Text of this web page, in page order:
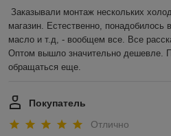
Заказывали монтаж нескольких
магазин. Естественно, понадобилось
масло и т.д, - вообщем все. Все
Оптом вышло значительно дешевле.
обращаться еще.
Покупатель
Отлично